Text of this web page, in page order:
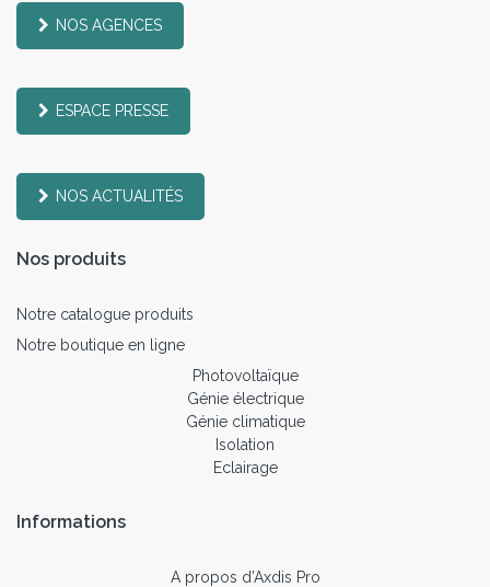
NOS AGENCES
ESPACE PRESSE
NOS ACTUALITÉS
Nos produits
Notre catalogue produits
Notre boutique en ligne
Photovoltaïque
Génie électrique
Génie climatique
Isolation
Eclairage
Informations
A propos d’Axdis Pro